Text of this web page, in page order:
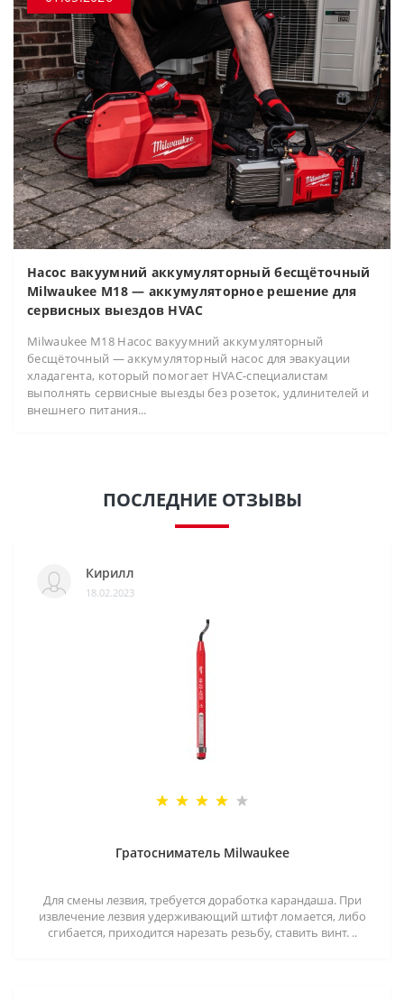
Насос вакуумний аккумуляторный бесщёточный
Milwaukee M18 — аккумуляторное решение для
сервисных выездов HVAC
Milwaukee M18 Насос вакуумний аккумуляторный
бесщёточный — аккумуляторный насос для эвакуации
хладагента, который помогает HVAC-специалистам
выполнять сервисные выезды без розеток, удлинителей и
внешнего питания...
ПОСЛЕДНИЕ ОТЗЫВЫ
Кирилл
18.02.2023
Гратосниматель Milwaukee
Для смены лезвия, требуется доработка карандаша. При
извлечение лезвия удерживающий штифт ломается, либо
сгибается, приходится нарезать резьбу, ставить винт. ..